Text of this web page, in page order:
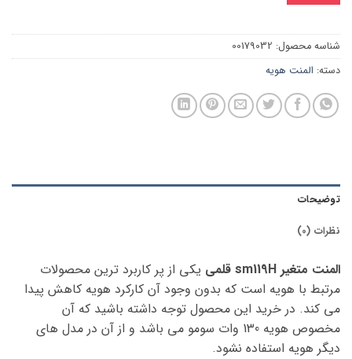
شناسه محصول: 00179032
دسته: المنت هویه
توضیحات
نظرات (0)
المنت متغیر sm119H قلمی
یکی از پر کاربرد ترین محصولات
مرتبط با هویه است که بدون وجود آن کارکرد هویه کاهش پیدا
می کند. در خرید این محصول توجه داشته باشید که آن
مخصوص هویه 130 وات سومو می باشد و از آن در مدل های
دیگر هویه استفاده نشود.